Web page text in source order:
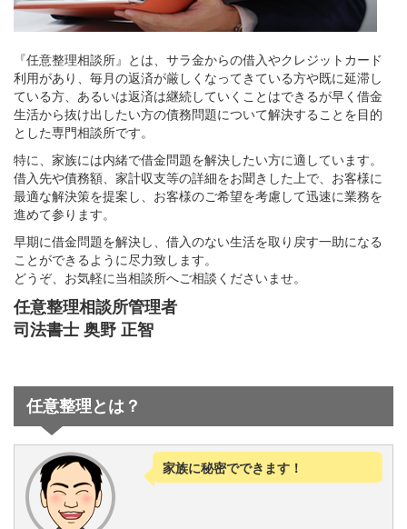
『任意整理相談所』とは、サラ金からの借入やクレジットカード
利用があり、毎月の返済が厳しくなってきている方や既に延滞し
ている方、あるいは返済は継続していくことはできるが早く借金
生活から抜け出したい方の債務問題について解決することを目的
とした専門相談所です。
特に、家族には内緒で借金問題を解決したい方に適しています。
借入先や債務額、家計収支等の詳細をお聞きした上で、お客様に
最適な解決策を提案し、お客様のご希望を考慮して迅速に業務を
進めて参ります。
早期に借金問題を解決し、借入のない生活を取り戻す一助になる
ことができるように尽力致します。
どうぞ、お気軽に当相談所へご相談くださいませ。
任意整理相談所管理者
司法書士 奥野 正智
任意整理とは？
家族に秘密でできます！